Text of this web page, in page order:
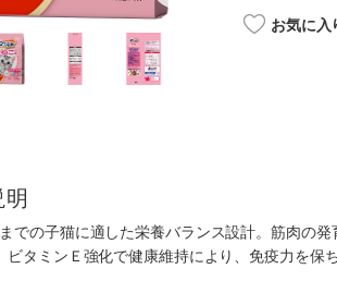
お気に入
での子猫に適した栄養バランス設計。筋肉の
ビタミンＥ強化で健康維持により、免疫力を保